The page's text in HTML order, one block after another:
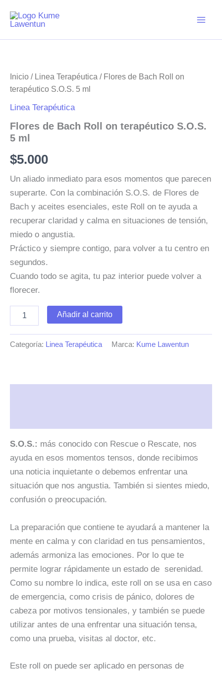
Inicio / Linea Terapéutica / Flores de Bach Roll on
terapéutico S.O.S. 5 ml
Linea Terapéutica
Flores de Bach Roll on terapéutico S.O.S.
5 ml
$5.000
Un aliado inmediato para esos momentos que parecen
superarte. Con la combinación S.O.S. de Flores de
Bach y aceites esenciales, este Roll on te ayuda a
recuperar claridad y calma en situaciones de tensión,
miedo o angustia.
Práctico y siempre contigo, para volver a tu centro en
segundos.
Cuando todo se agita, tu paz interior puede volver a
florecer.
Roll
Añadir al carrito
Categoría: Linea Terapéutica Marca: Kume Lawentun
S.O.S.: más conocido con Rescue o Rescate, nos
ayuda en esos momentos tensos, donde recibimos
una noticia inquietante o debemos enfrentar una
situación que nos angustia. También si sientes miedo,
confusión o preocupación.
La preparación que contiene te ayudará a mantener la
mente en calma y con claridad en tus pensamientos,
además armoniza las emociones. Por lo que te
permite lograr rápidamente un estado de serenidad.
Como su nombre lo indica, este roll on se usa en caso
de emergencia, como crisis de pánico, dolores de
cabeza por motivos tensionales, y también se puede
utilizar antes de una enfrentar una situación tensa,
como una prueba, visitas al doctor, etc.
Este roll on puede ser aplicado en personas de